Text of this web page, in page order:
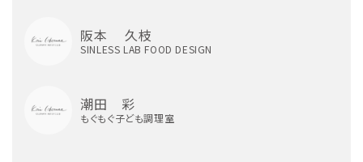
阪本 久枝
SINLESS LAB FOOD DESIGN
潮田 彩
もぐもぐ子ども調理室